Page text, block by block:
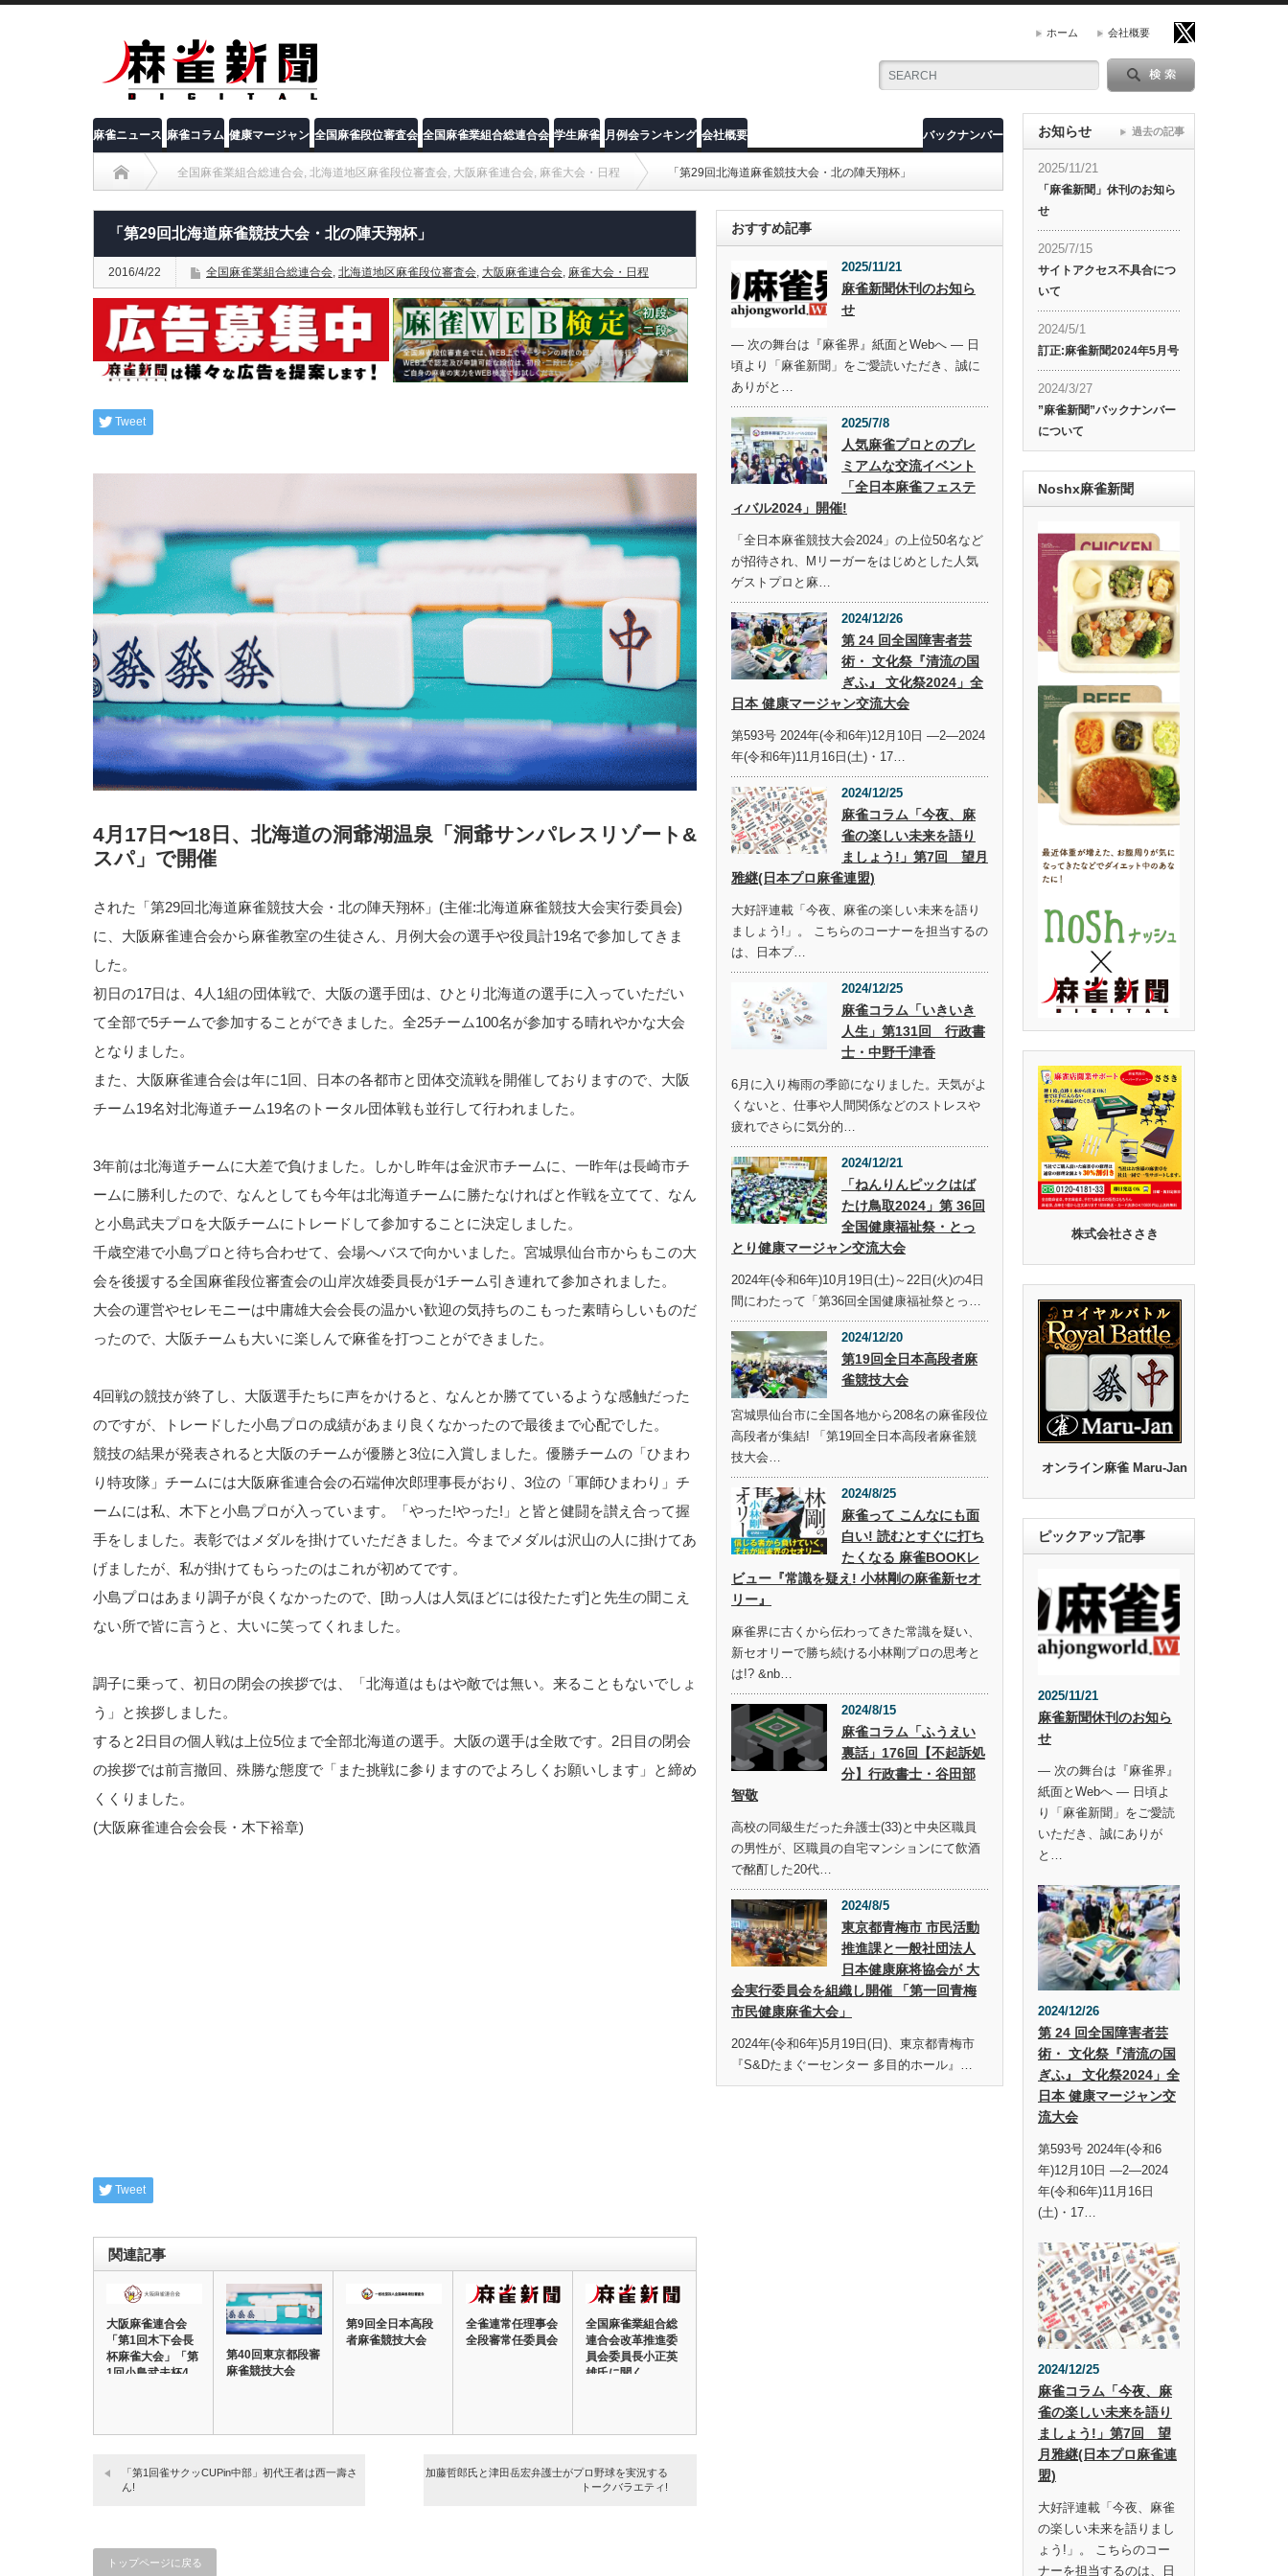
ホーム 会社概要
麻雀ニュース 麻雀コラム 健康マージャン 全国麻雀段位審査会 全国麻雀業組合総連合会 学生麻雀 月例会ランキング 会社概要 バックナンバー
全国麻雀業組合総連合会, 北海道地区麻雀段位審査会, 大阪麻雀連合会, 麻雀大会・日程 「第29回北海道麻雀競技大会・北の陣天翔杯」
「第29回北海道麻雀競技大会・北の陣天翔杯」
2016/4/22 全国麻雀業組合総連合会, 北海道地区麻雀段位審査会, 大阪麻雀連合会, 麻雀大会・日程
Tweet
4月17日〜18日、北海道の洞爺湖温泉「洞爺サンパレスリゾート&
スパ」で開催
された「第29回北海道麻雀競技大会・北の陣天翔杯」(主催:北海道麻雀競技大会実行委員会)
に、大阪麻雀連合会から麻雀教室の生徒さん、月例大会の選手や役員計19名で参加してきま
した。
初日の17日は、4人1組の団体戦で、大阪の選手団は、ひとり北海道の選手に入っていただい
て全部で5チームで参加することができました。全25チーム100名が参加する晴れやかな大会
となりました。
また、大阪麻雀連合会は年に1回、日本の各都市と団体交流戦を開催しておりますので、大阪
チーム19名対北海道チーム19名のトータル団体戦も並行して行われました。
3年前は北海道チームに大差で負けました。しかし昨年は金沢市チームに、一昨年は長崎市チ
ームに勝利したので、なんとしても今年は北海道チームに勝たなければと作戦を立てて、なん
と小島武夫プロを大阪チームにトレードして参加することに決定しました。
千歳空港で小島プロと待ち合わせて、会場へバスで向かいました。宮城県仙台市からもこの大
会を後援する全国麻雀段位審査会の山岸次雄委員長が1チーム引き連れて参加されました。
大会の運営やセレモニーは中庸雄大会会長の温かい歓迎の気持ちのこもった素晴らしいものだ
ったので、大阪チームも大いに楽しんで麻雀を打つことができました。
4回戦の競技が終了し、大阪選手たちに声をかけると、なんとか勝てているような感触だった
のですが、トレードした小島プロの成績があまり良くなかったので最後まで心配でした。
競技の結果が発表されると大阪のチームが優勝と3位に入賞しました。優勝チームの「ひまわ
り特攻隊」チームには大阪麻雀連合会の石端伸次郎理事長がおり、3位の「軍師ひまわり」チ
ームには私、木下と小島プロが入っています。「やった!やった!」と皆と健闘を讃え合って握
手をしました。表彰ではメダルを掛けていただきました。今までメダルは沢山の人に掛けてあ
げましたが、私が掛けてもらったのはこれが初めてです。
小島プロはあまり調子が良くなかったので、[助っ人は人気ほどには役たたず]と先生の聞こえ
ない所で皆に言うと、大いに笑ってくれました。
調子に乗って、初日の閉会の挨拶では、「北海道はもはや敵では無い。来ることもないでしょ
う」と挨拶しました。
すると2日目の個人戦は上位5位まで全部北海道の選手。大阪の選手は全敗です。2日目の閉会
の挨拶では前言撤回、殊勝な態度で「また挑戦に参りますのでよろしくお願いします」と締め
くくりました。
(大阪麻雀連合会会長・木下裕章)
Tweet
関連記事
大阪麻雀連合会
「第1回木下会長
杯麻雀大会」「第
1回小島武夫杯4
第40回東京都段審
麻雀競技大会
第9回全日本高段
者麻雀競技大会
全雀連常任理事会
全段審常任委員会
全国麻雀業組合総
連合会改革推進委
員会委員長小正英
雄氏に聞く
「第1回雀サクッCUPin中部」初代王者は西一壽さ
ん!
加藤哲郎氏と津田岳宏弁護士がプロ野球を実況する
トークバラエティ!
トップページに戻る
おすすめ記事
2025/11/21
麻雀新聞休刊のお知ら
せ
― 次の舞台は『麻雀界』紙面とWebへ ― 日
頃より「麻雀新聞」をご愛読いただき、誠に
ありがと…
2025/7/8
人気麻雀プロとのプレ
ミアムな交流イベント
「全日本麻雀フェステ
ィバル2024」開催!
「全日本麻雀競技大会2024」の上位50名など
が招待され、Mリーガーをはじめとした人気
ゲストプロと麻…
2024/12/26
第 24 回全国障害者芸
術・ 文化祭『清流の国
ぎふ』 文化祭2024」全
日本 健康マージャン交流大会
第593号 2024年(令和6年)12月10日 —2—2024
年(令和6年)11月16日(土)・17…
2024/12/25
麻雀コラム「今夜、麻
雀の楽しい未来を語り
ましょう!」第7回 望月
雅継(日本プロ麻雀連盟)
大好評連載「今夜、麻雀の楽しい未来を語り
ましょう!」。 こちらのコーナーを担当するの
は、日本プ…
2024/12/25
麻雀コラム「いきいき
人生」第131回 行政書
士・中野千津香
6月に入り梅雨の季節になりました。天気がよ
くないと、仕事や人間関係などのストレスや
疲れでさらに気分的…
2024/12/21
「ねんりんピックはば
たけ鳥取2024」第 36回
全国健康福祉祭・とっ
とり健康マージャン交流大会
2024年(令和6年)10月19日(土)～22日(火)の4日
間にわたって「第36回全国健康福祉祭とっ…
2024/12/20
第19回全日本高段者麻
雀競技大会
宮城県仙台市に全国各地から208名の麻雀段位
高段者が集結! 「第19回全日本高段者麻雀競
技大会…
2024/8/25
麻雀って こんなにも面
白い! 読むとすぐに打ち
たくなる 麻雀BOOKレ
ビュー『常識を疑え! 小林剛の麻雀新セオ
リー』
麻雀界に古くから伝わってきた常識を疑い、
新セオリーで勝ち続ける小林剛プロの思考と
は!? &nb…
2024/8/15
麻雀コラム「ふうえい
裏話」176回【不起訴処
分】行政書士・谷田部
智敬
高校の同級生だった弁護士(33)と中央区職員
の男性が、区職員の自宅マンションにて飲酒
で酩酊した20代…
2024/8/5
東京都青梅市 市民活動
推進課と一般社団法人
日本健康麻将協会が 大
会実行委員会を組織し開催 「第一回青梅
市民健康麻雀大会」
2024年(令和6年)5月19日(日)、東京都青梅市
『S&Dたまぐーセンター 多目的ホール』…
お知らせ
2025/11/21
「麻雀新聞」休刊のお知ら
せ
2025/7/15
サイトアクセス不具合につ
いて
2024/5/1
訂正:麻雀新聞2024年5月号
2024/3/27
”麻雀新聞”バックナンバー
について
過去の記事
Noshx麻雀新聞
株式会社ささき
オンライン麻雀 Maru-Jan
ピックアップ記事
2025/11/21
麻雀新聞休刊のお知ら
せ
― 次の舞台は『麻雀界』
紙面とWebへ ― 日頃よ
り「麻雀新聞」をご愛読
いただき、誠にありが
と…
2024/12/26
第 24 回全国障害者芸
術・ 文化祭『清流の国
ぎふ』 文化祭2024」全
日本 健康マージャン交
流大会
第593号 2024年(令和6
年)12月10日 —2—2024
年(令和6年)11月16日
(土)・17…
2024/12/25
麻雀コラム「今夜、麻
雀の楽しい未来を語り
ましょう!」第7回 望
月雅継(日本プロ麻雀連
盟)
大好評連載「今夜、麻雀
の楽しい未来を語りまし
ょう!」。 こちらのコー
ナーを担当するのは、日